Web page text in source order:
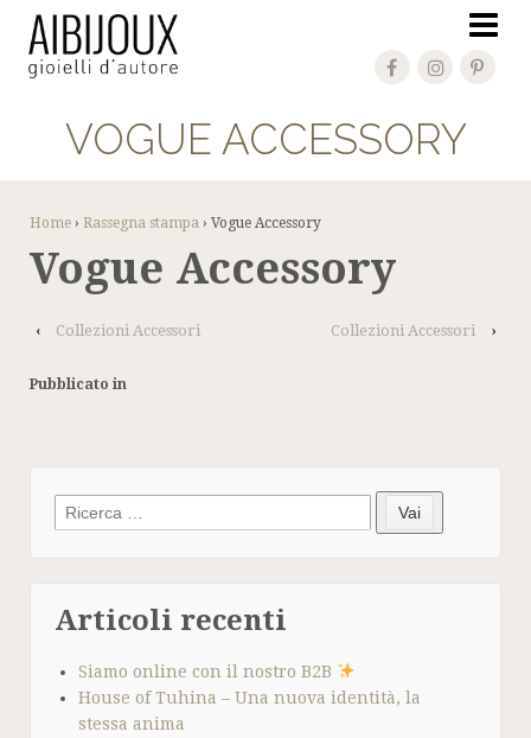
VOGUE ACCESSORY
Home › Rassegna stampa › Vogue Accessory
Vogue Accessory
‹ Collezioni Accessori Collezioni Accessori ›
Pubblicato in
Search
for:
Vai
Articoli recenti
Siamo online con il nostro B2B
House of Tuhina – Una nuova identità, la
stessa anima